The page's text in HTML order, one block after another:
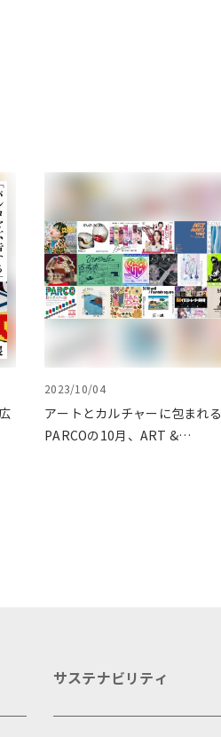
2023/10/04
アートとカルチャーに包まれる
PARCOの10月、ART &
サステナビリティ